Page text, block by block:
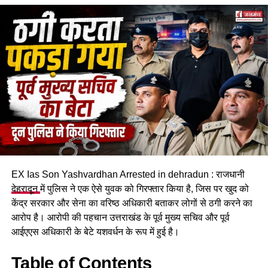
आरोप है कि विवाद के दौरान गुस्से में आए किशोर सैनी ने अपनी लाइसेंसी
पिस्टल से फायर कर दिया। गोली लगने से राजेश सैनी गंभीर रूप से घायल
होकर जमीन पर गिर पड़े और आरोपी मौके से फरार हो गया। गोली चलने
की आवाज सुनते ही आसपास के लोग मौके पर पहुंचे और तुरंत पुलिस को
सूचना दी।
EX Ias Son Yashvardhan Arrested in dehradun : राजधानी
देहरादूनमें पुलिस ने एक ऐसे युवक को गिरफ्तार किया है, जिस पर खुद को
केंद्र सरकार और सेना का वरिष्ठ अधिकारी बताकर लोगों से ठगी करने का
आरोप है। आरोपी की पहचान उत्तराखंड के पूर्व मुख्य सचिव और पूर्व
आईएएस अधिकारी के बेटे यशवर्धन के रूप में हुई है।
Table of Contents